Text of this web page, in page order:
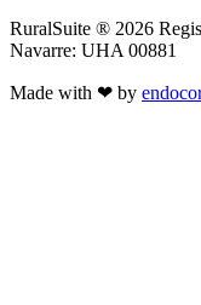
RuralSuite ® 2026
Navarre: UHA 00881
Made with ❤ by